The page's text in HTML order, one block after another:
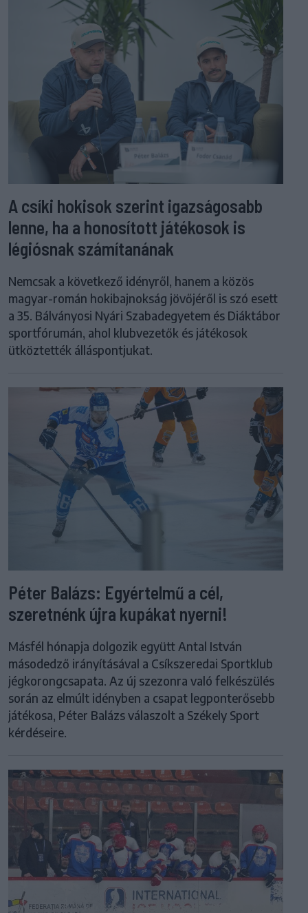
A csíki hokisok szerint igazságosabb
lenne, ha a honosított játékosok is
légiósnak számítanának
Nemcsak a következő idényről, hanem a közös
magyar-román hokibajnokság jövőjéről is szó esett
a 35. Bálványosi Nyári Szabadegyetem és Diáktábor
sportfórumán, ahol klubvezetők és játékosok
ütköztették álláspontjukat.
Péter Balázs: Egyértelmű a cél,
szeretnénk újra kupákat nyerni!
Másfél hónapja dolgozik együtt Antal István
másodedző irányításával a Csíkszeredai Sportklub
jégkorongcsapata. Az új szezonra való felkészülés
során az elmúlt idényben a csapat legponterősebb
játékosa, Péter Balázs válaszolt a Székely Sport
kérdéseire.